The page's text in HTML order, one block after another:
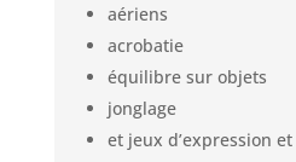
aériens
acrobatie
équilibre sur objets
jonglage
et jeux d’expression